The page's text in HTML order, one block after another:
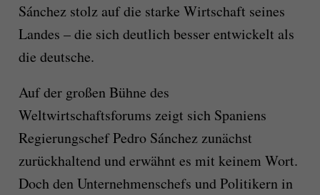
Sánchez stolz auf die starke Wirtschaft seines
Landes – die sich deutlich besser entwickelt als
die deutsche.
Auf der großen Bühne des
Weltwirtschaftsforums zeigt sich Spaniens
Regierungschef Pedro Sánchez zunächst
zurückhaltend und erwähnt es mit keinem Wort.
Doch den Unternehmenschefs und Politikern in